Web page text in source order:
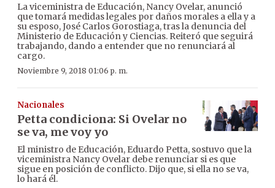
La viceministra de Educación, Nancy Ovelar, anunció
que tomará medidas legales por daños morales a ella y a
su esposo, José Carlos Gorostiaga, tras la denuncia del
Ministerio de Educación y Ciencias. Reiteró que seguirá
trabajando, dando a entender que no renunciará al
cargo.
Noviembre 9, 2018 01:06 p. m.
Nacionales
Petta condiciona: Si Ovelar no
se va, me voy yo
El ministro de Educación, Eduardo Petta, sostuvo que la
viceministra Nancy Ovelar debe renunciar si es que
sigue en posición de conflicto. Dijo que, si ella no se va,
lo hará él.